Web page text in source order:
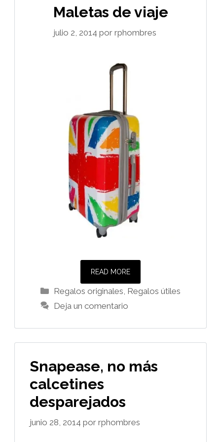
Maletas de viaje
julio 2, 2014 por rphombres
READ MORE
Categorías
Regalos originales Regalos útiles
Deja un comentario
Snapease, no más
calcetines
desparejados
junio 28, 2014 por rphombres